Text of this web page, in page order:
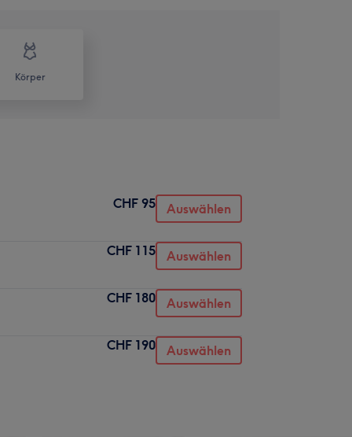
Körper
CHF 95 Auswählen
CHF 115 Auswählen
CHF 180 Auswählen
CHF 190 Auswählen